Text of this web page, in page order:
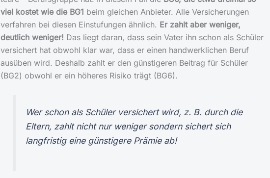
viel kostet wie die BG1 beim gleichen Anbieter. Alle Versicherungen
verfahren bei diesen Einstufungen ähnlich. Er zahlt aber weniger,
deutlich weniger! Das liegt daran, dass sein Vater ihn schon als Schüler
versichert hat obwohl klar war, dass er einen handwerklichen Beruf
ausüben wird. Deshalb zahlt er den günstigeren Beitrag für Schüler
(BG2) obwohl er ein höheres Risiko trägt (BG6).
Wer schon als Schüler versichert wird, z. B. durch die
Eltern, zahlt nicht nur weniger sondern sichert sich
langfristig eine günstigere Prämie ab!